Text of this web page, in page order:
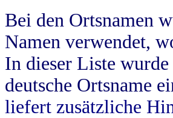
Bei den Ortsnamen
Namen verwendet,
In dieser Liste
deutsche Ortsname
liefert zusätzliche